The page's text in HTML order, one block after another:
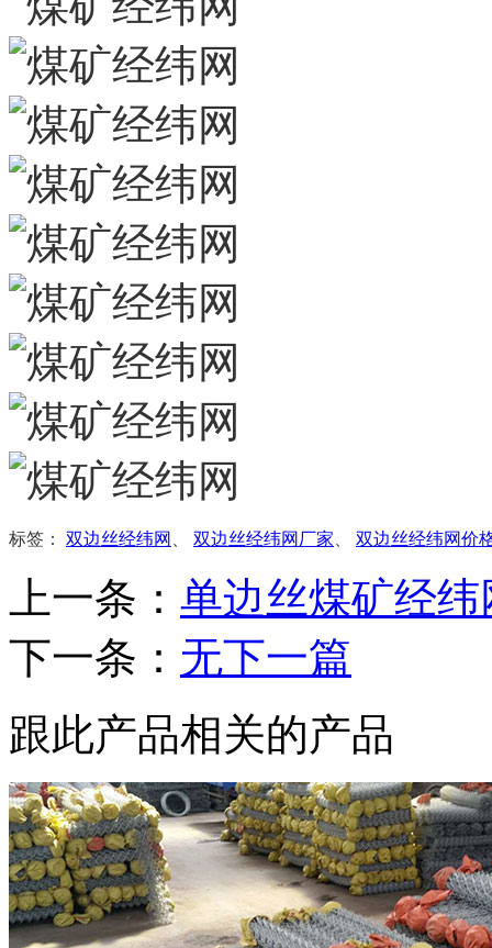
标签： 双边丝经纬网 双边丝经纬网厂家 双边丝经纬网价
上一条： 单边丝煤矿经纬
下一条： 无下一篇
跟此产品相关的产品